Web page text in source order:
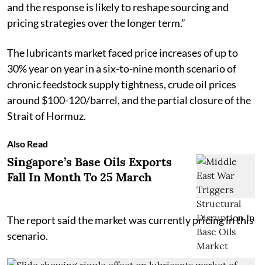
and the response is likely to reshape sourcing and
pricing strategies over the longer term.”
The lubricants market faced price increases of up to
30% year on year in a six-to-nine month scenario of
chronic feedstock supply tightness, crude oil prices
around $100-120/barrel, and the partial closure of the
Strait of Hormuz.
Also Read
Singapore’s Base Oils Exports
Fall In Month To 25 March
The report said the market was currently pricing in this
scenario.